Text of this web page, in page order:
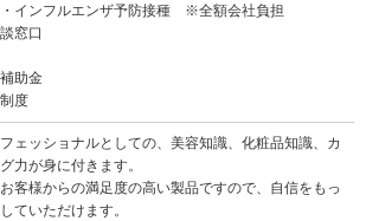
インフルエンザ予防接種 ※全額会社負担
窓口
助金
度
ェッショナルとしての、美容知識、化粧品知識、カ
力が身に付きます。
客様からの満足度の高い製品ですので、自信をもっ
ていただけます。